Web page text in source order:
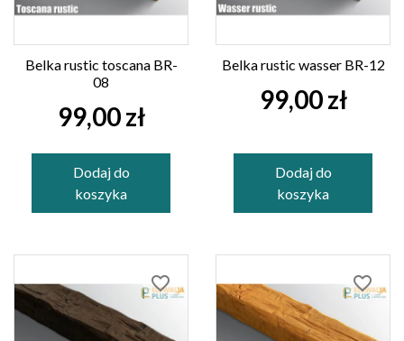
Belka rustic toscana BR-
08
99,00 zł
Dodaj do
koszyka
Belka rustic wasser BR-12
99,00 zł
Dodaj do
koszyka
favorite_border favorite_border